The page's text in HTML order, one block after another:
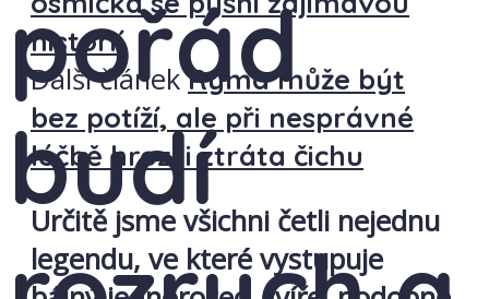
pořád
budí
historií
Další článek Rýma může být
bez potíží, ale při nesprávné
léčbě hrozí i ztráta čichu
Určitě jsme všichni četli nejednu
legendu, ve které vystupuje